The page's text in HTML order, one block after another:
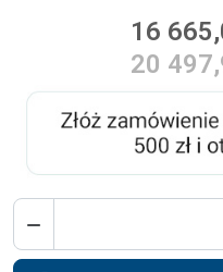
16
20
